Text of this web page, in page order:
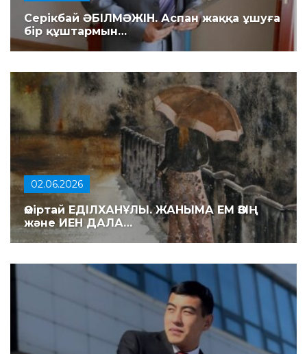
Серікбай ӘБІЛМӘЖІН. Аспан жаққа ұшуға
бір құштармын…
02.06.2026
Өміртай ЕДІЛХАНҰЛЫ. ЖАНЫМА ЕМ ӨЗІҢ
және ИЕН ДАЛА…